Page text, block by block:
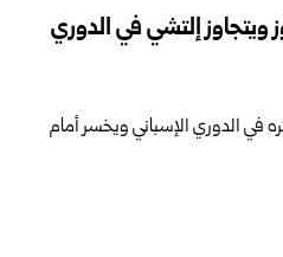
ويتجاوز إلتشي في الدوري